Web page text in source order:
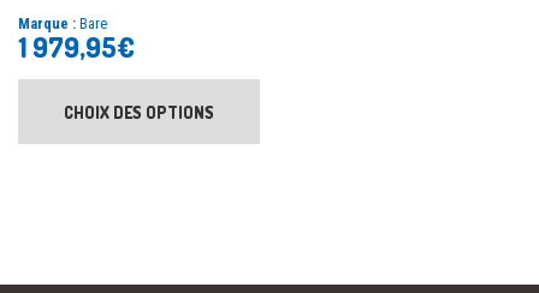
Marque : Bare
1 979,95€
CHOIX DES OPTIONS